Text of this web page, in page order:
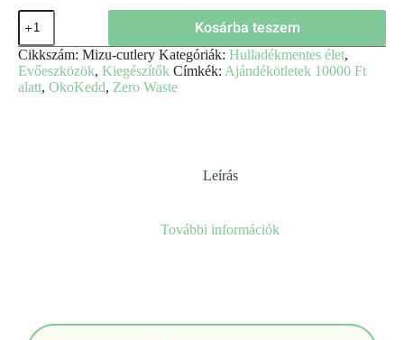
Kosárba teszem
Cikkszám: Mizu-cutlery Kategóriák: Hulladékmentes élet,
Evőeszközök, Kiegészítők Címkék: Ajándékötletek 10000 Ft
alatt, OkoKedd, Zero Waste
Leírás
További információk